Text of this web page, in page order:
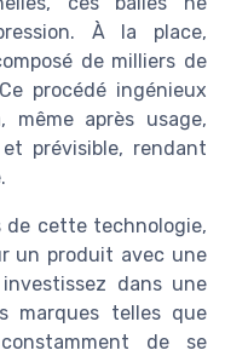
À la place,
de milliers de
procédé ingénieux
, même après usage,
prévisible, rendant
de cette technologie,
un produit avec une
dans une
marques telles que
de se